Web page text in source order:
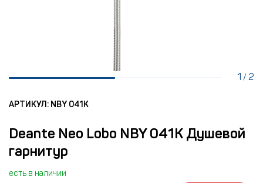
1 /2
АРТИКУЛ: NBY 041K
Deante Neo Lobo NBY 041K Душевой
гарнитур
есть в наличии